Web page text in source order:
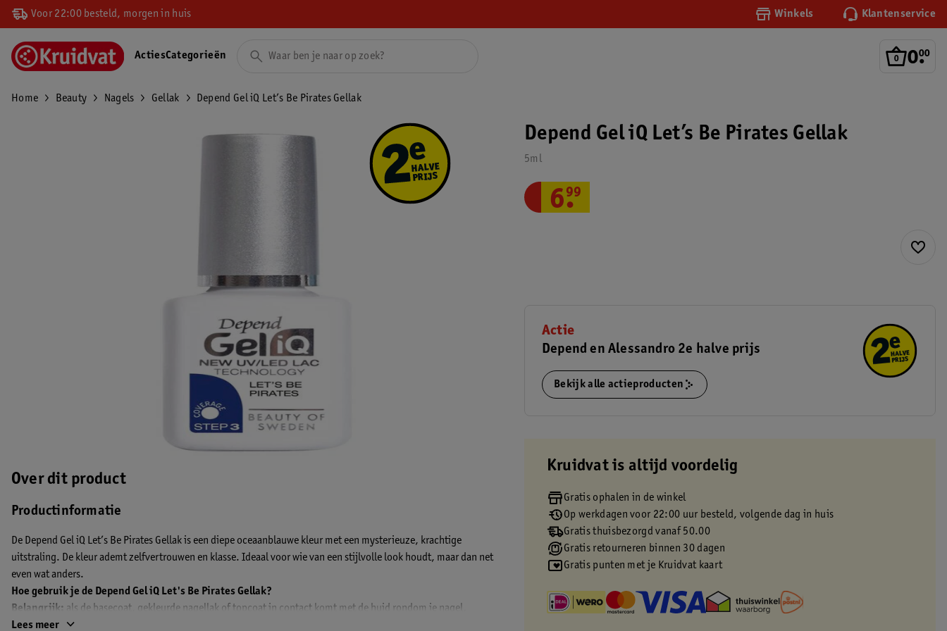
Voor 22:00 besteld, morgen in huis Winkels Klantenservice
0.
00
ActiesCategorieën
Home Beauty Nagels Gellak Depend Gel iQ Let’s Be Pirates Gellak
Over dit product
Productinformatie
De Depend Gel iQ Let’s Be Pirates Gellak is een diepe oceaanblauwe kleur met een mysterieuze, krachtige
uitstraling. De kleur ademt zelfvertrouwen en klasse. Ideaal voor wie van een stijlvolle look houdt, maar dan net
even wat anders.
Hoe gebruik je de Depend Gel iQ Let's Be Pirates Gellak?
Belangrijk: als de basecoat, gekleurde nagellak of topcoat in contact komt met de huid rondom je nagel,
verwijder deze dan vóór het uitharden met pre-cleanser op een wattenstaafje. Dit geldt ook voor stap 2, 3 en 4
Lees meer
Depend Gel iQ Let’s Be Pirates Gellak
5ml
6.
99
Actie
Depend en Alessandro 2e halve prijs
Bekijk alle actieproducten
Kruidvat is altijd voordelig
Gratis ophalen in de winkel
Op werkdagen voor 22:00 uur besteld, volgende dag in huis
Gratis thuisbezorgd vanaf 50.00
Gratis retourneren binnen 30 dagen
Gratis punten met je Kruidvat kaart